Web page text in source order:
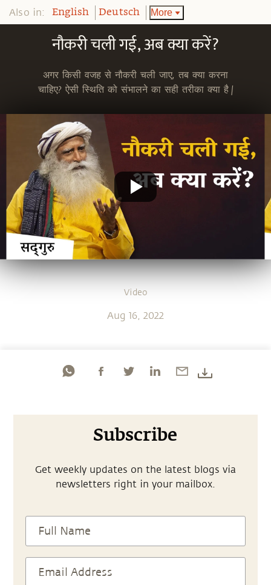
Also in: English Deutsch More
नौकरी चली गई, अब क्या करें?
अगर किसी वजह से नौकरी चली जाए, तब क्या करना
चाहिए? ऐसी स्थिति को संभालने का सही तरीका क्या है |
Video
Aug 16, 2022
Subscribe
Get weekly updates on the latest blogs via
newsletters right in your mailbox.